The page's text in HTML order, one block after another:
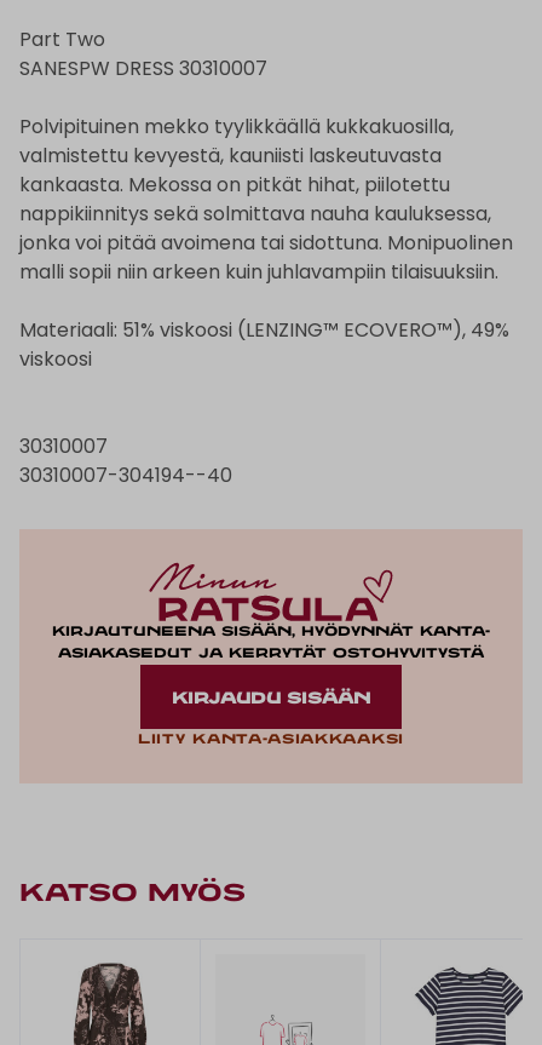
Part Two
SANESPW DRESS 30310007
Polvipituinen mekko tyylikkäällä kukkakuosilla,
valmistettu kevyestä, kauniisti laskeutuvasta
kankaasta. Mekossa on pitkät hihat, piilotettu
nappikiinnitys sekä solmittava nauha kauluksessa,
jonka voi pitää avoimena tai sidottuna. Monipuolinen
malli sopii niin arkeen kuin juhlavampiin tilaisuuksiin.
Materiaali: 51% viskoosi (LENZING™ ECOVERO™), 49%
viskoosi
30310007
30310007-304194--40
Kirjautuneena sisään, hyödynnät kanta-
asiakasedut ja kerrytät ostohyvitystä
KIRJAUDU SISÄÄN
Liity kanta-asiakkaaksi
KATSO MYÖS